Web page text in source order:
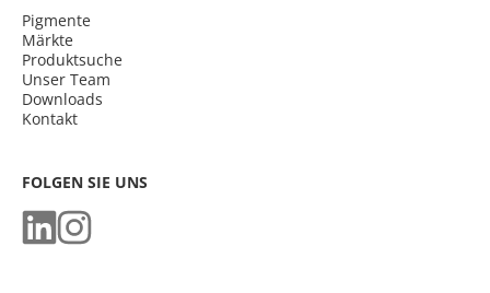
Pigmente
Märkte
Produktsuche
Unser Team
Downloads
Kontakt
FOLGEN SIE UNS